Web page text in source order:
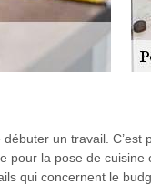
un travail.
pour la pose de
qui concernent le